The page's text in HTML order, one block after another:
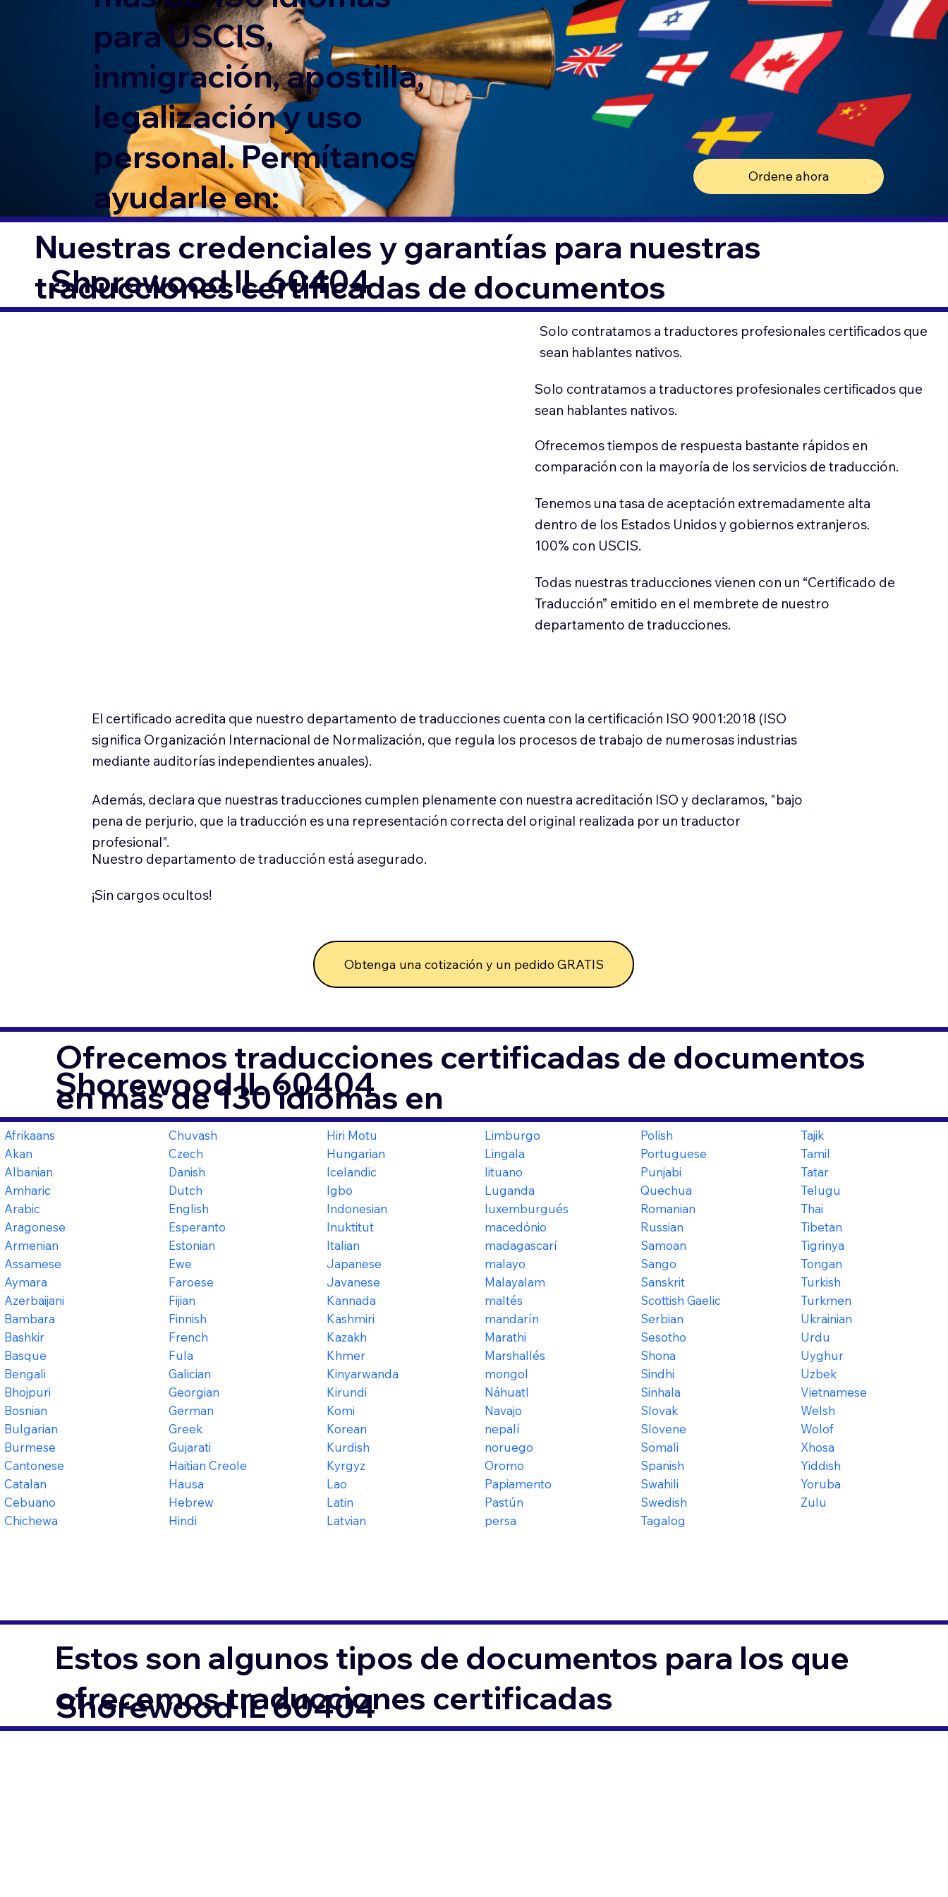
para USCIS,
inmigración, apostilla,
legalización y uso
personal. Permítanos
ayudarle en:
Ordene ahora
Nuestras credenciales y garantías para nuestras
traducciones certificadas de documentos
Shorewood IL 60404
Solo contratamos a traductores profesionales certificados que
sean hablantes nativos.
Solo contratamos a traductores profesionales certificados que
sean hablantes nativos.
Ofrecemos tiempos de respuesta bastante rápidos en
comparación con la mayoría de los servicios de traducción.
Tenemos una tasa de aceptación extremadamente alta
dentro de los Estados Unidos y gobiernos extranjeros.
100% con USCIS.
Todas nuestras traducciones vienen con un “Certificado de
Traducción” emitido en el membrete de nuestro
departamento de traducciones.
El certificado acredita que nuestro departamento de traducciones cuenta con la certificación ISO 9001:2018 (ISO
significa Organización Internacional de Normalización, que regula los procesos de trabajo de numerosas industrias
mediante auditorías independientes anuales).
Además, declara que nuestras traducciones cumplen plenamente con nuestra acreditación ISO y declaramos, "bajo
pena de perjurio, que la traducción es una representación correcta del original realizada por un traductor
profesional".
Nuestro departamento de traducción está asegurado.
¡Sin cargos ocultos!
Obtenga una cotización y un pedido GRATIS
Ofrecemos traducciones certificadas de documentos
en más de 130 idiomas en
Shorewood IL 60404
Afrikaans
Akan
Albanian
Amharic
Arabic
Aragonese
Armenian
Assamese
Aymara
Azerbaijani
Bambara
Bashkir
Basque
Bengali
Bhojpuri
Bosnian
Bulgarian
Burmese
Cantonese
Catalan
Cebuano
Chichewa
Chuvash
Czech
Danish
Dutch
English
Esperanto
Estonian
Ewe
Faroese
Fijian
Finnish
French
Fula
Galician
Georgian
German
Greek
Gujarati
Haitian Creole
Hausa
Hebrew
Hindi
Hiri Motu
Hungarian
Icelandic
Igbo
Indonesian
Inuktitut
Italian
Japanese
Javanese
Kannada
Kashmiri
Kazakh
Khmer
Kinyarwanda
Kirundi
Komi
Korean
Kurdish
Kyrgyz
Lao
Latin
Latvian
Limburgo
Lingala
lituano
Luganda
luxemburgués
macedónio
madagascarí
malayo
Malayalam
maltés
mandarín
Marathi
Marshallés
mongol
Náhuatl
Navajo
nepalí
noruego
Oromo
Papiamento
Pastún
persa
Polish
Portuguese
Punjabi
Quechua
Romanian
Russian
Samoan
Sango
Sanskrit
Scottish Gaelic
Serbian
Sesotho
Shona
Sindhi
Sinhala
Slovak
Slovene
Somali
Spanish
Swahili
Swedish
Tagalog
Tajik
Tamil
Tatar
Telugu
Thai
Tibetan
Tigrinya
Tongan
Turkish
Turkmen
Ukrainian
Urdu
Uyghur
Uzbek
Vietnamese
Welsh
Wolof
Xhosa
Yiddish
Yoruba
Zulu
Estos son algunos tipos de documentos para los que
ofrecemos traducciones certificadas
Shorewood IL 60404